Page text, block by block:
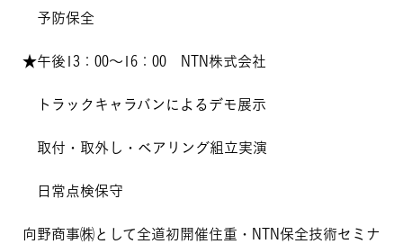
予防保全
★午後13：00～16：00 NTN株式会社
トラックキャラバンによるデモ展示
取付・取外し・ベアリング組立実演
日常点検保守
向野商事㈱として全道初開催住重・NTN保全技術セミナ